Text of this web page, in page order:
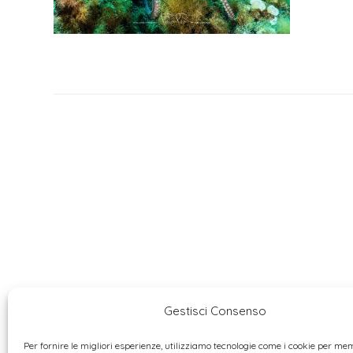
Gestisci Consenso
Per fornire le migliori esperienze, utilizziamo tecnologie come i cookie per